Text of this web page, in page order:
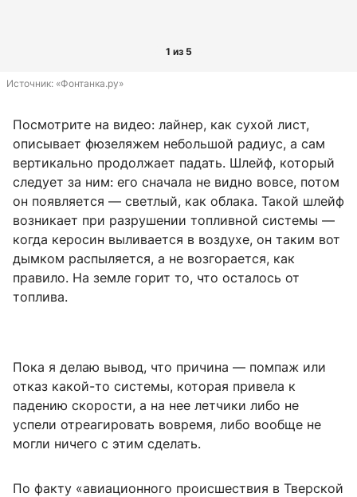
1 из 5
Источник: «Фонтанка.ру»
Посмотрите на видео: лайнер, как сухой лист,
описывает фюзеляжем небольшой радиус, а сам
вертикально продолжает падать. Шлейф, который
следует за ним: его сначала не видно вовсе, потом
он появляется — светлый, как облака. Такой шлейф
возникает при разрушении топливной системы —
когда керосин выливается в воздухе, он таким вот
дымком распыляется, а не возгорается, как
правило. На земле горит то, что осталось от
топлива.
Пока я делаю вывод, что причина — помпаж или
отказ какой-то системы, которая привела к
падению скорости, а на нее летчики либо не
успели отреагировать вовремя, либо вообще не
могли ничего с этим сделать.
По факту «авиационного происшествия в Тверской